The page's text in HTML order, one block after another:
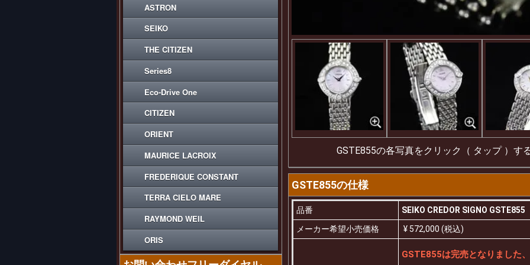
GSTE855の各写真をクリック（ タップ ）す
GSTE855の仕様
品番
SEIKO CREDOR SIGNO GSTE855
メーカー希望小売価格
¥ 572,000 (税込)
GSTE855は完売となりました
ASTRON
SEIKO
THE CITIZEN
Series8
Eco-Drive One
CITIZEN
ORIENT
MAURICE LACROIX
FREDERIQUE CONSTANT
TERRA CIELO MARE
RAYMOND WEIL
ORIS